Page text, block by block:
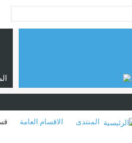
المنتدى الاقسام العامة